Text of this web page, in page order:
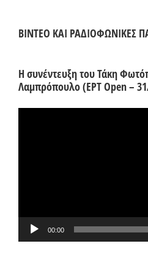
ΒΙΝΤΕΟ ΚΑΙ ΡΑΔΙΟΦΩΝΙΚΕΣ
Η συνέντευξη του Τάκη
Λαμπρόπουλο (ΕΡΤ Open –
00:00